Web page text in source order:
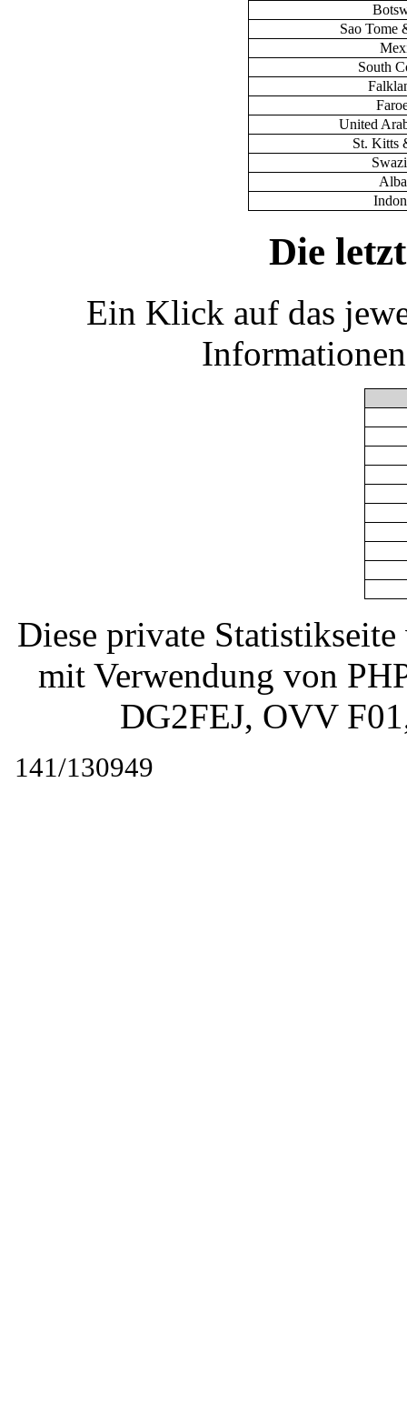
Sao Tome
South
United
St. Kitts
Die
Ein Klick auf das
Diese private
mit Verwendung von
DG2FEJ, OVV
141/130949